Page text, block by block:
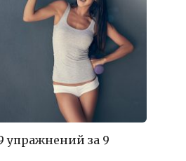
упражнений за 9